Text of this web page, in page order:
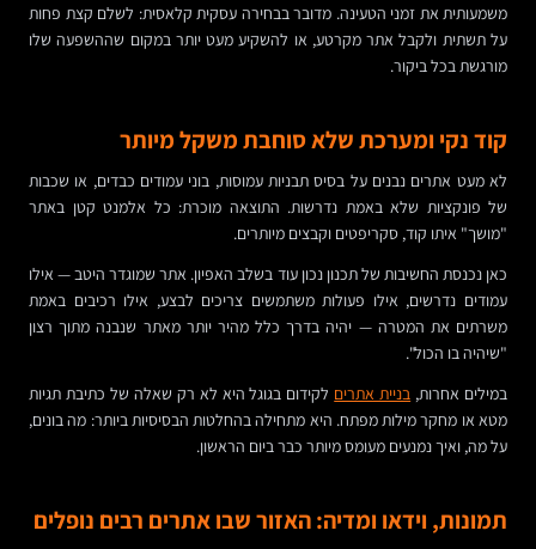
משמעותית את זמני הטעינה. מדובר בבחירה עסקית קלאסית: לשלם קצת פחות
על תשתית ולקבל אתר מקרטע, או להשקיע מעט יותר במקום שההשפעה שלו
מורגשת בכל ביקור.
קוד נקי ומערכת שלא סוחבת משקל מיותר
לא מעט אתרים נבנים על בסיס תבניות עמוסות, בוני עמודים כבדים, או שכבות
של פונקציות שלא באמת נדרשות. התוצאה מוכרת: כל אלמנט קטן באתר
"מושך" איתו קוד, סקריפטים וקבצים מיותרים.
כאן נכנסת החשיבות של תכנון נכון עוד בשלב האפיון. אתר שמוגדר היטב — אילו
עמודים נדרשים, אילו פעולות משתמשים צריכים לבצע, אילו רכיבים באמת
משרתים את המטרה — יהיה בדרך כלל מהיר יותר מאתר שנבנה מתוך רצון
"שיהיה בו הכול".
במילים אחרות, בניית אתרים לקידום בגוגל היא לא רק שאלה של כתיבת תגיות
מטא או מחקר מילות מפתח. היא מתחילה בהחלטות הבסיסיות ביותר: מה בונים,
על מה, ואיך נמנעים מעומס מיותר כבר ביום הראשון.
תמונות, וידאו ומדיה: האזור שבו אתרים רבים נופלים